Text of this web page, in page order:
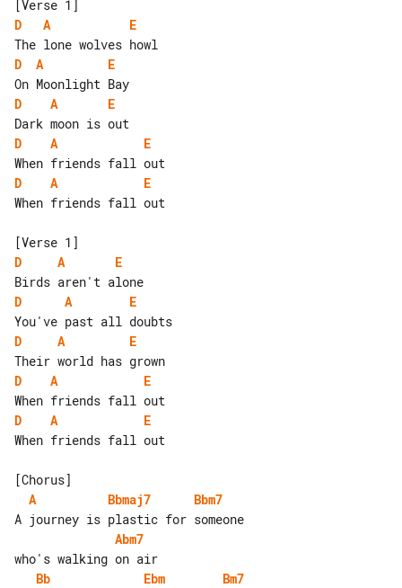
D
A
E
D
A
E
D
A
E
D
A
E
D
A
E
When friends fall out
D
A
E
D
A
E
D
A
E
D
A
E
D
A
E
When friends fall out
A
Bbmaj7
Bbm7
Abm7
Bb
Ebm
Bm7